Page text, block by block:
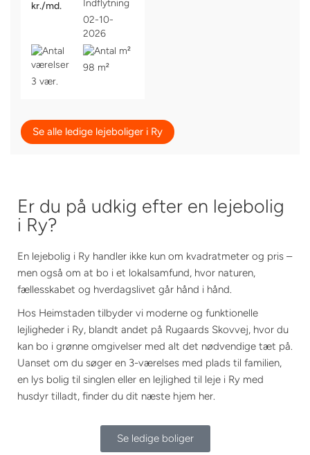
kr./md.
02-10-
2026
3 vær.
98 m²
Se alle ledige lejeboliger i Ry
Er du på udkig efter en lejebolig
i Ry?
En lejebolig i Ry handler ikke kun om kvadratmeter og pris –
men også om at bo i et lokalsamfund, hvor naturen,
fællesskabet og hverdagslivet går hånd i hånd.
Hos Heimstaden tilbyder vi moderne og funktionelle
lejligheder i Ry, blandt andet på Rugaards Skovvej, hvor du
kan bo i grønne omgivelser med alt det nødvendige tæt på.
Uanset om du søger en 3-værelses med plads til familien,
en lys bolig til singlen eller en lejlighed til leje i Ry med
husdyr tilladt, finder du dit næste hjem her.
Se ledige boliger